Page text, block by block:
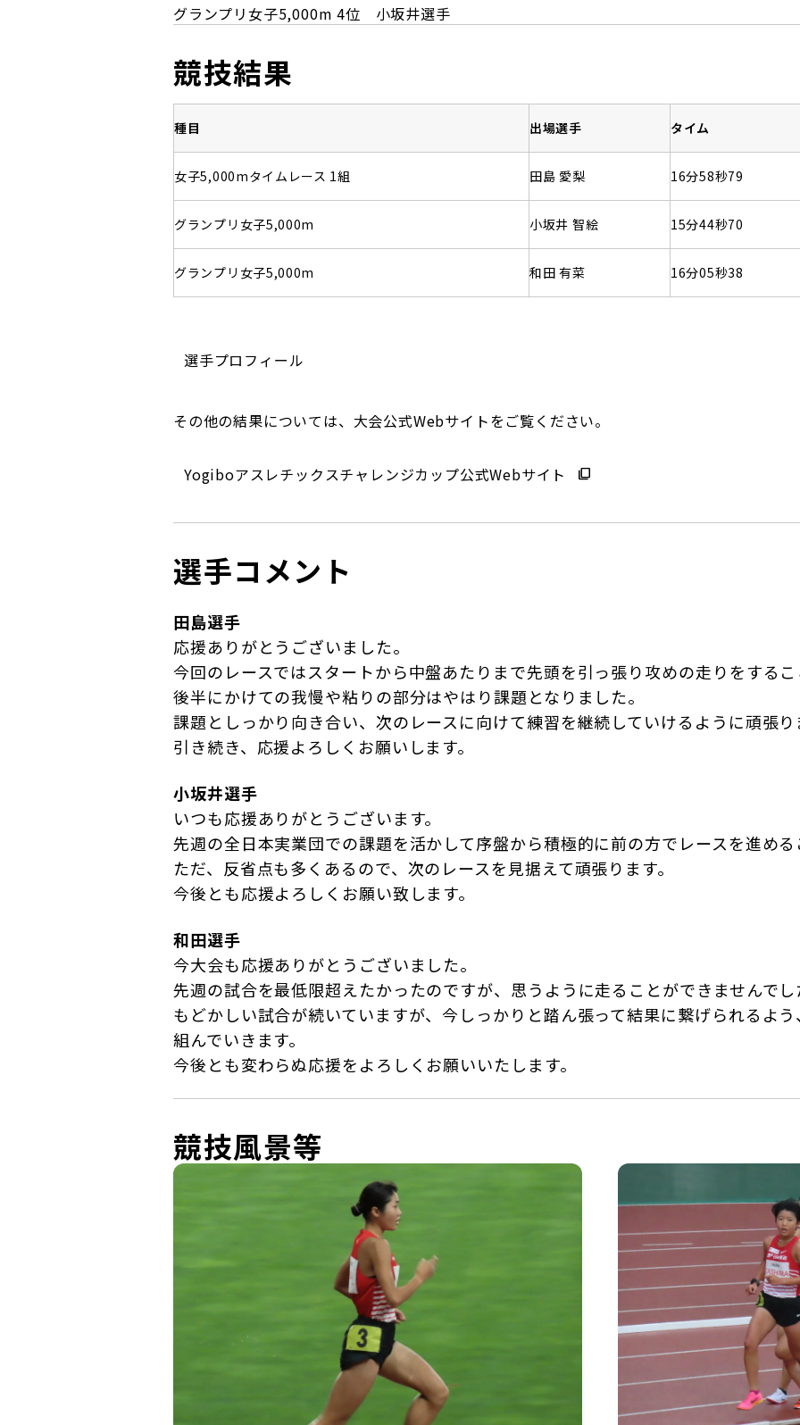
グランプリ女子5,000m 4位 小坂井選手
競技結果
種目 出場選手 タイム
女子5,000mタイムレース 1組 田島 愛梨 16分58秒79
グランプリ女子5,000m 小坂井 智絵 15分44秒70
グランプリ女子5,000m 和田 有菜 16分05秒38
選手プロフィール
その他の結果については、大会公式Webサイトをご覧ください。
Yogiboアスレチックスチャレンジカップ公式Webサイト
選手コメント
田島選手
応援ありがとうございました。
今回のレースではスタートから中盤あたりまで先頭を引っ張り攻めの走りをする
後半にかけての我慢や粘りの部分はやはり課題となりました。
課題としっかり向き合い、次のレースに向けて練習を継続していけるように頑張り
引き続き、応援よろしくお願いします。
小坂井選手
いつも応援ありがとうございます。
先週の全日本実業団での課題を活かして序盤から積極的に前の方でレースを進め
ただ、反省点も多くあるので、次のレースを見据えて頑張ります。
今後とも応援よろしくお願い致します。
和田選手
今大会も応援ありがとうございました。
先週の試合を最低限超えたかったのですが、思うように走ることができませんで
もどかしい試合が続いていますが、今しっかりと踏ん張って結果に繋げられるよ
組んでいきます。
今後とも変わらぬ応援をよろしくお願いいたします。
競技風景等